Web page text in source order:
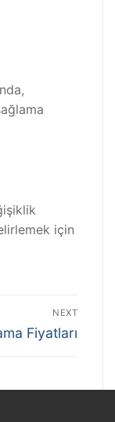
için
NEXT
Fiyatları